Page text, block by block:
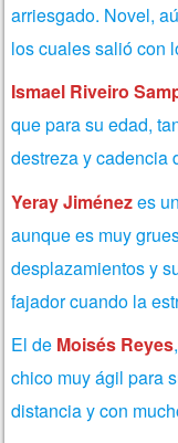
arriesgado. Novel,
los cuales salió con
Ismael Riveiro
que para su edad,
destreza y cadencia
Yeray Jiménezes
aunque es muy
desplazamientos y
fajador cuando la
El de Moisés Reyes
chico muy ágil para
distancia y con